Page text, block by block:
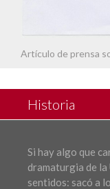
Artículo de prensa
Historia
Si hay algo que
dramaturgia de la
sentidos: sacó a